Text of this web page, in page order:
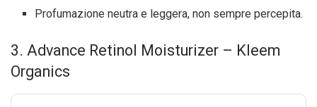
Profumazione neutra e leggera, non sempre percepita.
3. Advance Retinol Moisturizer – Kleem
Organics